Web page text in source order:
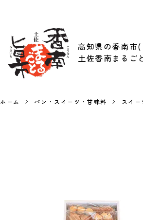
高知県の香南市(
土佐香南まるご
ホーム パン・スイーツ・甘味料 スイー